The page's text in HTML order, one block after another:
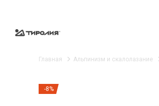
Главная Альпинизм и скалолазание
-8%